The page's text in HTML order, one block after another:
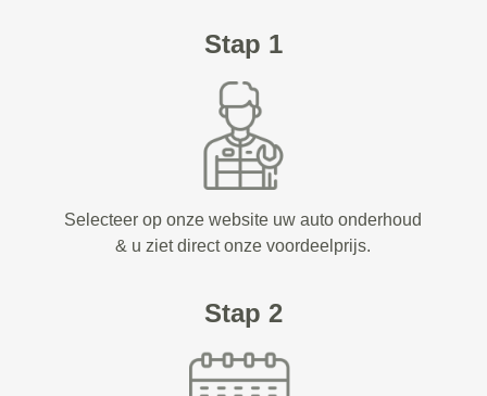
Stap 1
Selecteer op onze website uw auto onderhoud
& u ziet direct onze voordeelprijs.
Stap 2